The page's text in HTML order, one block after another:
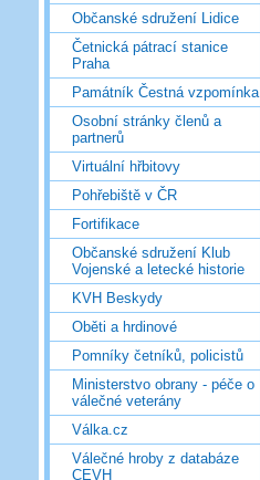
Občanské sdružení Lidice
Četnická pátrací stanice
Praha
Památník Čestná vzpomínka
Osobní stránky členů a
partnerů
Virtuální hřbitovy
Pohřebiště v ČR
Fortifikace
Občanské sdružení Klub
Vojenské a letecké historie
KVH Beskydy
Oběti a hrdinové
Pomníky četníků, policistů
Ministerstvo obrany - péče o
válečné veterány
Válka.cz
Válečné hroby z databáze
CEVH